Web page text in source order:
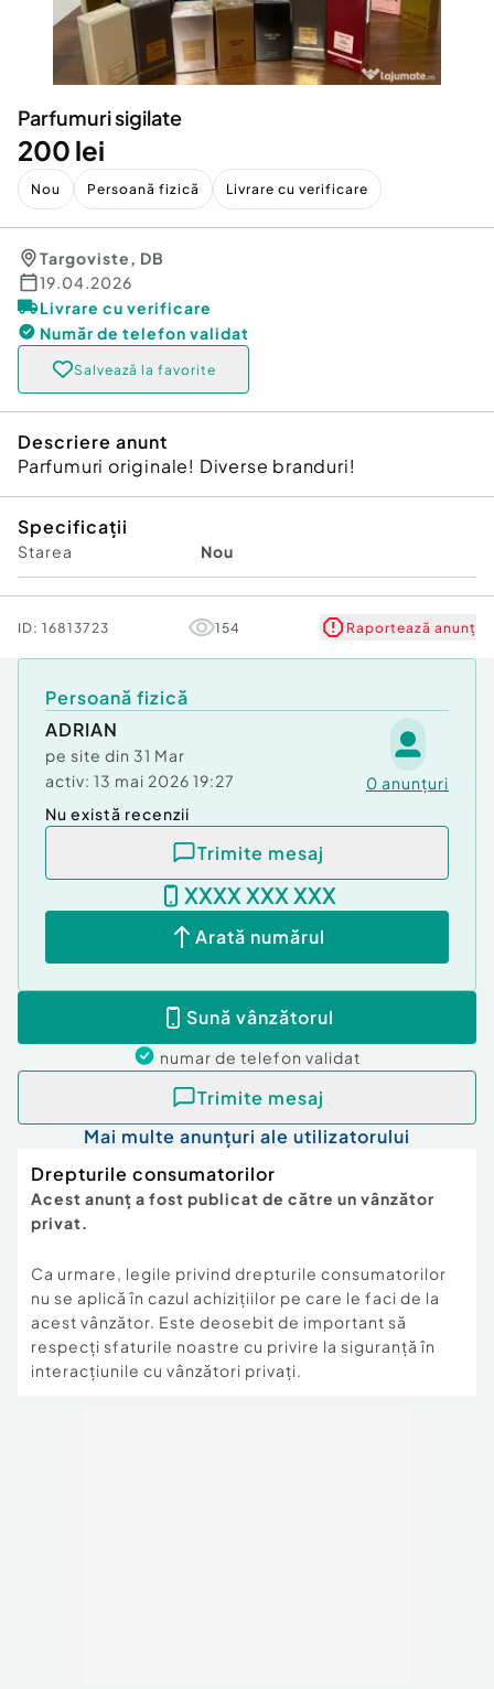
Servicii
Animale de companie
Afaceri și echipamente profesionale
Inchiriere Bunuri si Vehicule
Utilaje agricole si industriale
Piese auto si accesorii
Dacia Duster
Parfumuri sigilate
200 lei
Nou Persoană fizică Livrare cu verificare
Targoviste, DB
19.04.2026
Livrare cu verificare
Număr de telefon validat
Salvează la favorite
Descriere anunt
Parfumuri originale! Diverse branduri!
Specificații
Starea Nou
ID: 16813723 154 Raportează anunț
Persoană fizică
ADRIAN
pe site din 31 Mar
activ: 13 mai 2026 19:27 0 anunțuri
Nu există recenzii
Trimite mesaj
XXXX XXX XXX
Arată numărul
Sună vânzătorul
numar de telefon validat
Trimite mesaj
Mai multe anunțuri ale utilizatorului
Drepturile consumatorilor
Acest anunț a fost publicat de către un vânzător
privat.
Ca urmare, legile privind drepturile consumatorilor
nu se aplică în cazul achizițiilor pe care le faci de la
acest vânzător. Este deosebit de important să
respecți sfaturile noastre cu privire la siguranță în
interacțiunile cu vânzători privați.